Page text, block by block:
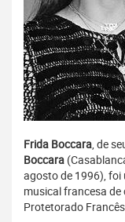
Frida Boccara, de
Boccara
agosto de 1996),
musical francesa
Protetorado